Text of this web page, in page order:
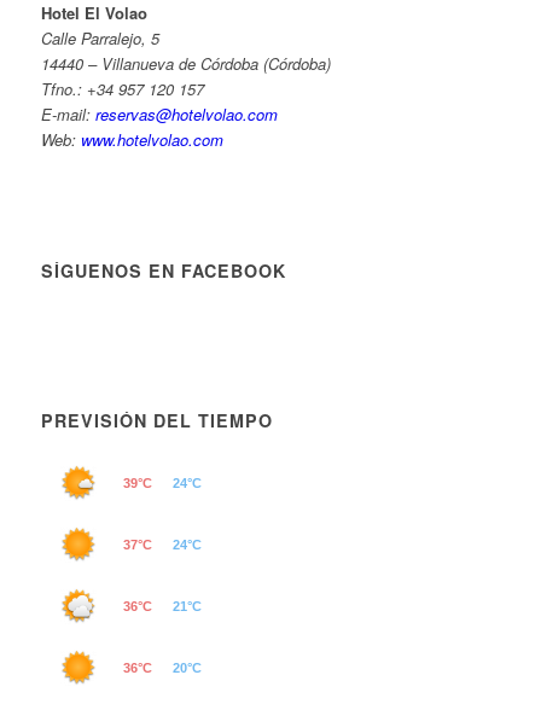
Hotel El Volao
Calle Parralejo, 5
14440 – Villanueva de Córdoba (Córdoba)
Tfno.: +34 957 120 157
E-mail: reservas@hotelvolao.com
Web: www.hotelvolao.com
SÍGUENOS EN FACEBOOK
PREVISIÓN DEL TIEMPO